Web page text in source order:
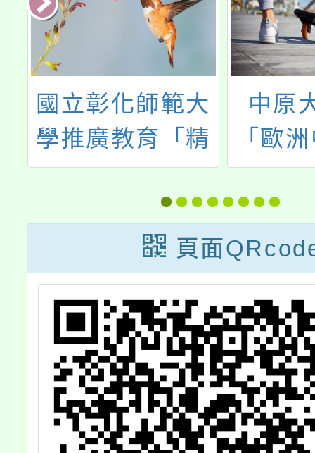
國立彰化師範大
學推廣教育「精
緻Moocs系列課
程」數位課程招
生簡章
中原
「歐
藝術
「如
畫：
術圖
體、
課
頁面